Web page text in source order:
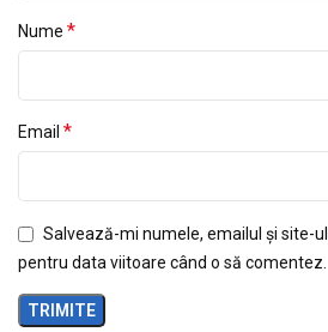
Nume *
Email *
Salvează-mi numele, emailul și site-
pentru data viitoare când o să comentez.